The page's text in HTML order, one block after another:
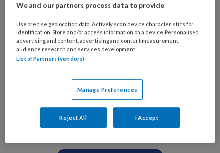
patiënten.
Context
De gezondheidszorg richt zich op
PREMIUM
We and our partners process data to provide:
Use precise geolocation data. Actively scan device characteristics for
identification. Store and/or access information on a device. Personalised
advertising and content, advertising and content measurement,
audience research and services development.
List of Partners (vendors)
Manage Preferences
Reject All I Accept